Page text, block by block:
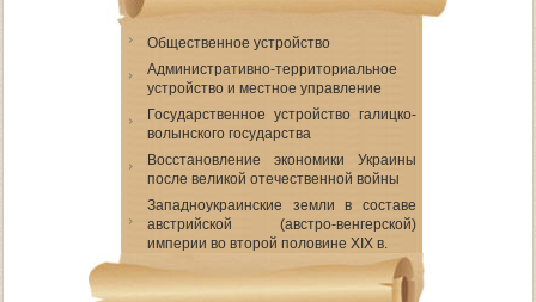
Общественное устройство
Административно-территориальное
устройство и местное управление
Государственное устройство галицко-
волынского государства
Восстановление экономики Украины
после великой отечественной войны
Западноукраинские земли в составе
австрийской (австро-венгерской)
империи во второй половине XIX в.